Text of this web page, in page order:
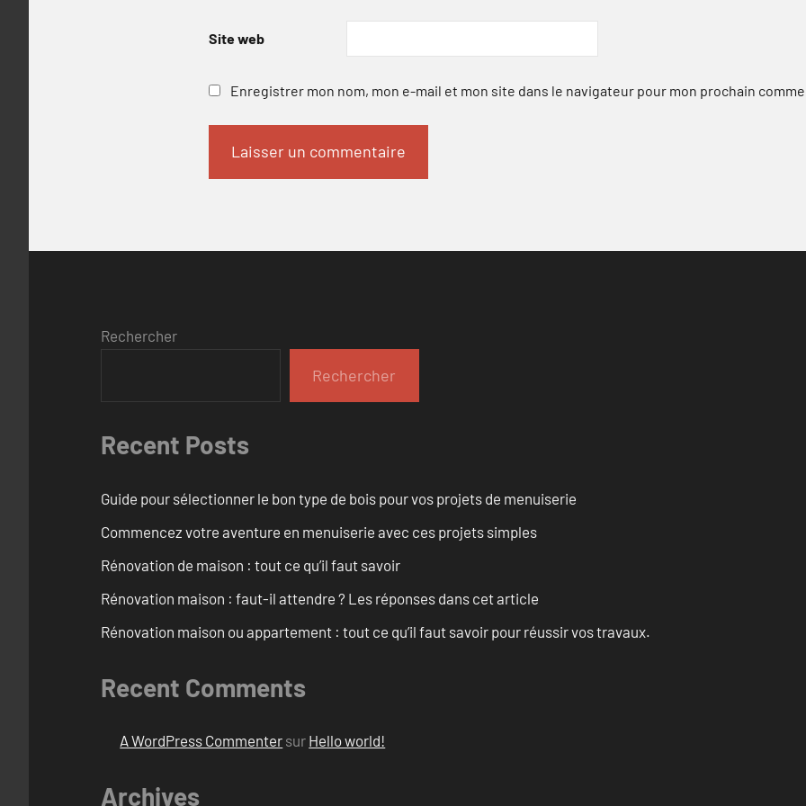
Site web
Enregistrer mon nom, mon e-mail et mon site dans le navigateur pour mon prochain
Rechercher
Rechercher
Recent Posts
Guide pour sélectionner le bon type de bois pour vos projets de menuiserie
Commencez votre aventure en menuiserie avec ces projets simples
Rénovation de maison : tout ce qu’il faut savoir
Rénovation maison : faut-il attendre ? Les réponses dans cet article
Rénovation maison ou appartement : tout ce qu’il faut savoir pour réussir vos travaux.
Recent Comments
A WordPress Commenter sur Hello world!
Archives